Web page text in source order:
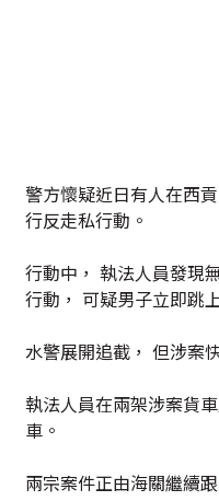
警方懷疑近日有人在西
行反走私行動。
行動中， 執法人員發現
行動， 可疑男子立即跳
水警展開追截， 但涉案
執法人員在兩架涉案貨
車。
兩宗案件正由海關繼續